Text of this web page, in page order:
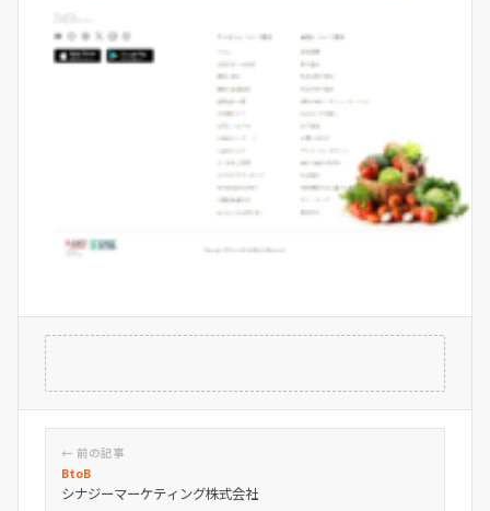
← 前の記事
BtoB
シナジーマーケティング株式会社